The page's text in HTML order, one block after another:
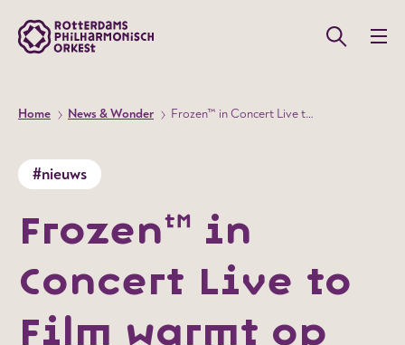
Home News & Wonder Frozen™ in Concert Live to Film warmt op op het ijs én op de televisie
#nieuws
Frozen™ in
Concert Live to
Film warmt op